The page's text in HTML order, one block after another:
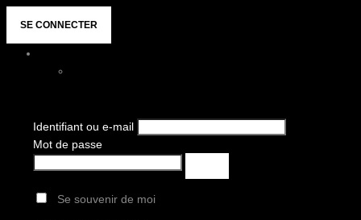
SE CONNECTER
Identifiant ou e-mail
Mot de passe
Se souvenir de moi